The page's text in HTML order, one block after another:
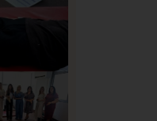
osudila
i Adeli